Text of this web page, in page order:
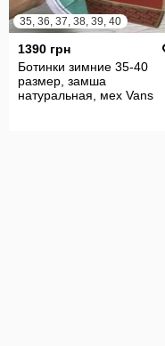
35, 36, 37, 38, 39, 40
1390 грн
Ботинки зимние 35-40
размер, замша
натуральная, мех Vans